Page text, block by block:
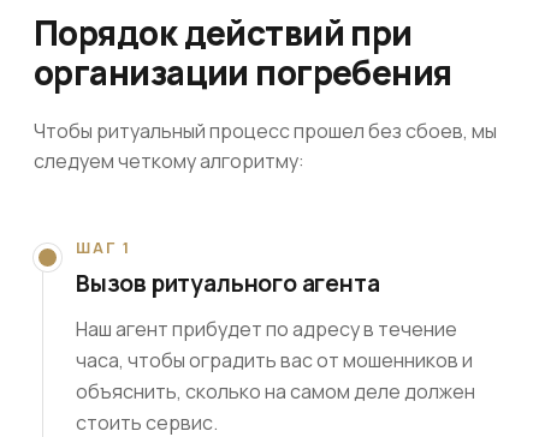
Порядок действий при
организации погребения
Чтобы ритуальный процесс прошел без сбоев, мы
следуем четкому алгоритму:
ШАГ 1
Вызов ритуального агента
Наш агент прибудет по адресу в течение
часа, чтобы оградить вас от мошенников и
объяснить, сколько на самом деле должен
стоить сервис.